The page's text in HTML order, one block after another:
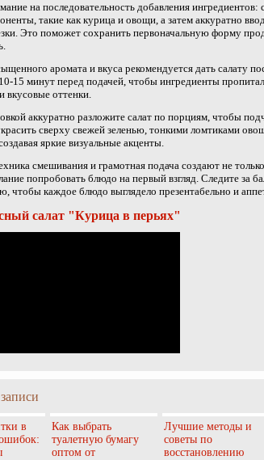
на последовательность добавления ингредиентов:
такие как курица и овощи, а затем аккуратно
Это поможет сохранить первоначальную форму
аромата и вкуса рекомендуется дать салату
15 минут перед подачей, чтобы ингредиенты
вкусовые оттенки.
аккуратно разложите салат по порциям, чтобы
сверху свежей зеленью, тонкими ломтиками
яркие визуальные акценты.
смешивания и грамотная подача создают не
попробовать блюдо на первый взгляд. Следите за
чтобы каждое блюдо выглядело презентабельно и
салат "Курица в перьях"
в
Как выбрать
туалетную бумагу
оптом от
Лучшие методы и
советы по
восстановлению